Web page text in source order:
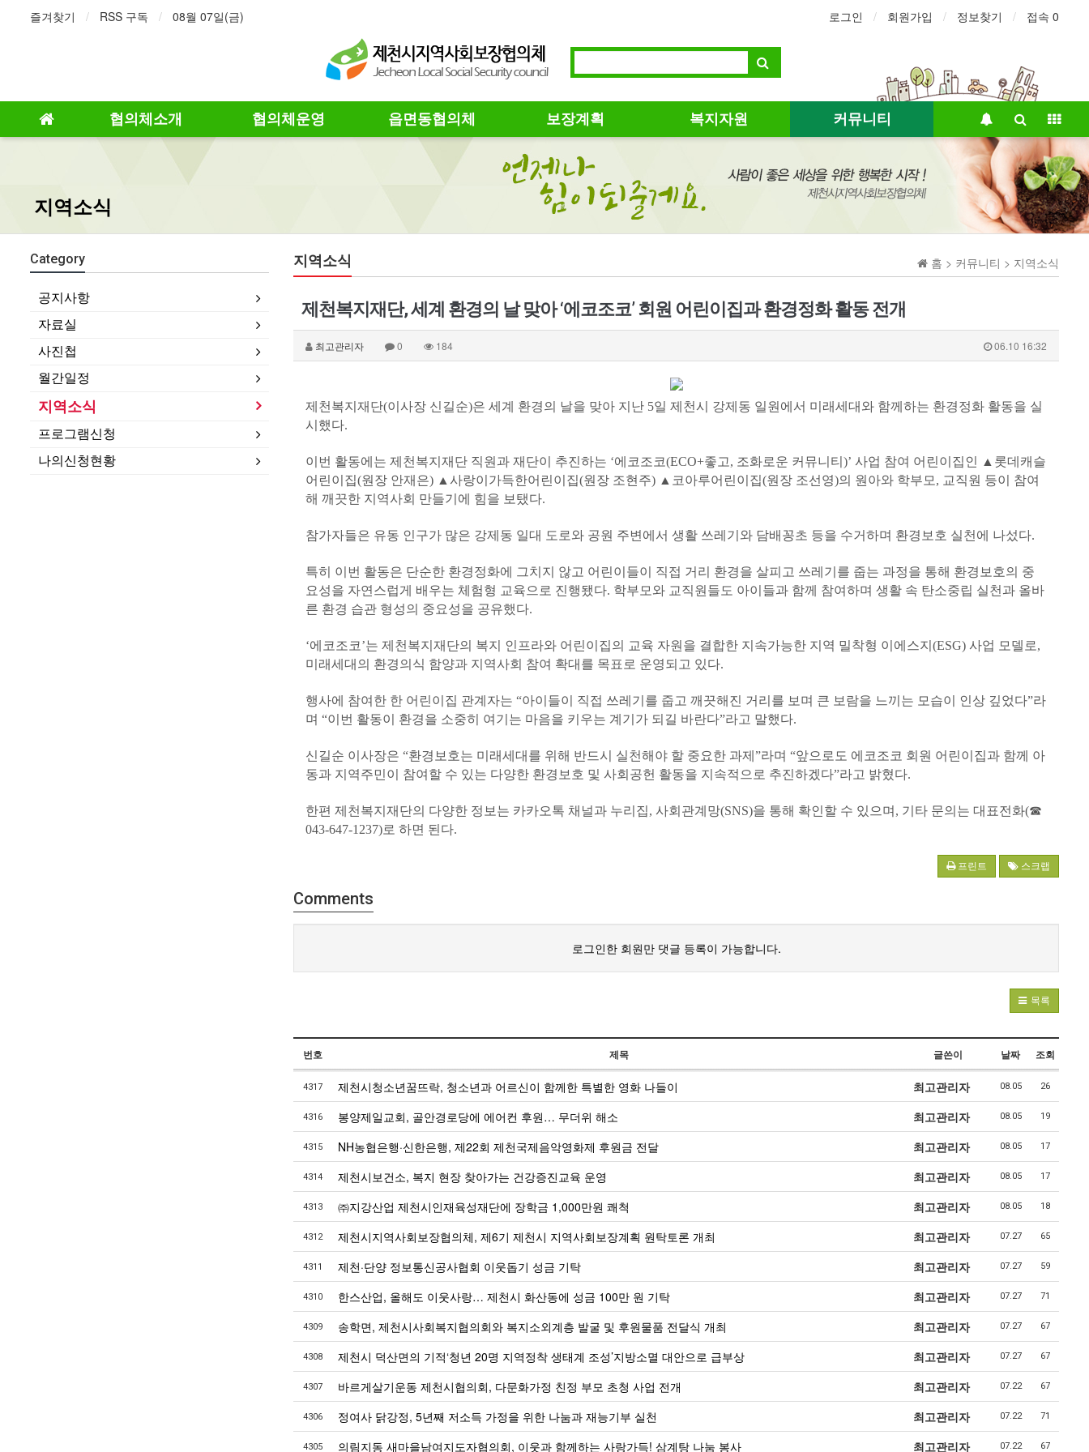
즐겨찾기 RSS 구독 08월 07일(금) 로그인 회원가입 정보찾기 접속 0
협의체소개 협의체운영 읍면동협의체 보장계획 복지자원 커뮤니티
지역소식
홈 > 커뮤니티 > 지역소식
지역소식
제천복지재단, 세계 환경의 날 맞아 ‘에코조코’ 회원 어린이집과 환경정화 활동 전개
최고관리자 0 184 06.10 16:32
제천복지재단(이사장 신길순)은 세계 환경의 날을 맞아 지난 5일 제천시 강제동 일원에서 미래세대와 함께하는 환경정화 활동을 실
시했다.
이번 활동에는 제천복지재단 직원과 재단이 추진하는 ‘에코조코(ECO+좋고, 조화로운 커뮤니티)’ 사업 참여 어린이집인 ▲롯데캐슬
어린이집(원장 안재은) ▲사랑이가득한어린이집(원장 조현주) ▲코아루어린이집(원장 조선영)의 원아와 학부모, 교직원 등이 참여
해 깨끗한 지역사회 만들기에 힘을 보탰다.
참가자들은 유동 인구가 많은 강제동 일대 도로와 공원 주변에서 생활 쓰레기와 담배꽁초 등을 수거하며 환경보호 실천에 나섰다.
특히 이번 활동은 단순한 환경정화에 그치지 않고 어린이들이 직접 거리 환경을 살피고 쓰레기를 줍는 과정을 통해 환경보호의 중
요성을 자연스럽게 배우는 체험형 교육으로 진행됐다. 학부모와 교직원들도 아이들과 함께 참여하며 생활 속 탄소중립 실천과 올바
른 환경 습관 형성의 중요성을 공유했다.
‘에코조코’는 제천복지재단의 복지 인프라와 어린이집의 교육 자원을 결합한 지속가능한 지역 밀착형 이에스지(ESG) 사업 모델로,
미래세대의 환경의식 함양과 지역사회 참여 확대를 목표로 운영되고 있다.
행사에 참여한 한 어린이집 관계자는 “아이들이 직접 쓰레기를 줍고 깨끗해진 거리를 보며 큰 보람을 느끼는 모습이 인상 깊었다”라
며 “이번 활동이 환경을 소중히 여기는 마음을 키우는 계기가 되길 바란다”라고 말했다.
신길순 이사장은 “환경보호는 미래세대를 위해 반드시 실천해야 할 중요한 과제”라며 “앞으로도 에코조코 회원 어린이집과 함께 아
동과 지역주민이 참여할 수 있는 다양한 환경보호 및 사회공헌 활동을 지속적으로 추진하겠다”라고 밝혔다.
한편 제천복지재단의 다양한 정보는 카카오톡 채널과 누리집, 사회관계망(SNS)을 통해 확인할 수 있으며, 기타 문의는 대표전화(☎
043-647-1237)로 하면 된다.
프린트 스크랩
Comments
로그인한 회원만 댓글 등록이 가능합니다.
목록
번호 제목 글쓴이 날짜 조회
4317 제천시청소년꿈뜨락, 청소년과 어르신이 함께한 특별한 영화 나들이 최고관리자 08.05 26
4316 봉양제일교회, 골안경로당에 에어컨 후원… 무더위 해소 최고관리자 08.05 19
4315 NH농협은행·신한은행, 제22회 제천국제음악영화제 후원금 전달 최고관리자 08.05 17
4314 제천시보건소, 복지 현장 찾아가는 건강증진교육 운영 최고관리자 08.05 17
4313 ㈜지강산업 제천시인재육성재단에 장학금 1,000만원 쾌척 최고관리자 08.05 18
4312 제천시지역사회보장협의체, 제6기 제천시 지역사회보장계획 원탁토론 개최 최고관리자 07.27 65
4311 제천·단양 정보통신공사협회 이웃돕기 성금 기탁 최고관리자 07.27 59
4310 한스산업, 올해도 이웃사랑… 제천시 화산동에 성금 100만 원 기탁 최고관리자 07.27 71
4309 송학면, 제천시사회복지협의회와 복지소외계층 발굴 및 후원물품 전달식 개최 최고관리자 07.27 67
4308 제천시 덕산면의 기적‘청년 20명 지역정착 생태계 조성’지방소멸 대안으로 급부상 최고관리자 07.27 67
4307 바르게살기운동 제천시협의회, 다문화가정 친정 부모 초청 사업 전개 최고관리자 07.22 67
4306 정여사 닭강정, 5년째 저소득 가정을 위한 나눔과 재능기부 실천 최고관리자 07.22 71
4305 의림지동 새마을남여지도자협의회, 이웃과 함께하는 사랑가득! 삼계탕 나눔 봉사 최고관리자 07.22 67
Category
공지사항
자료실
사진첩
월간일정
지역소식
프로그램신청
나의신청현황